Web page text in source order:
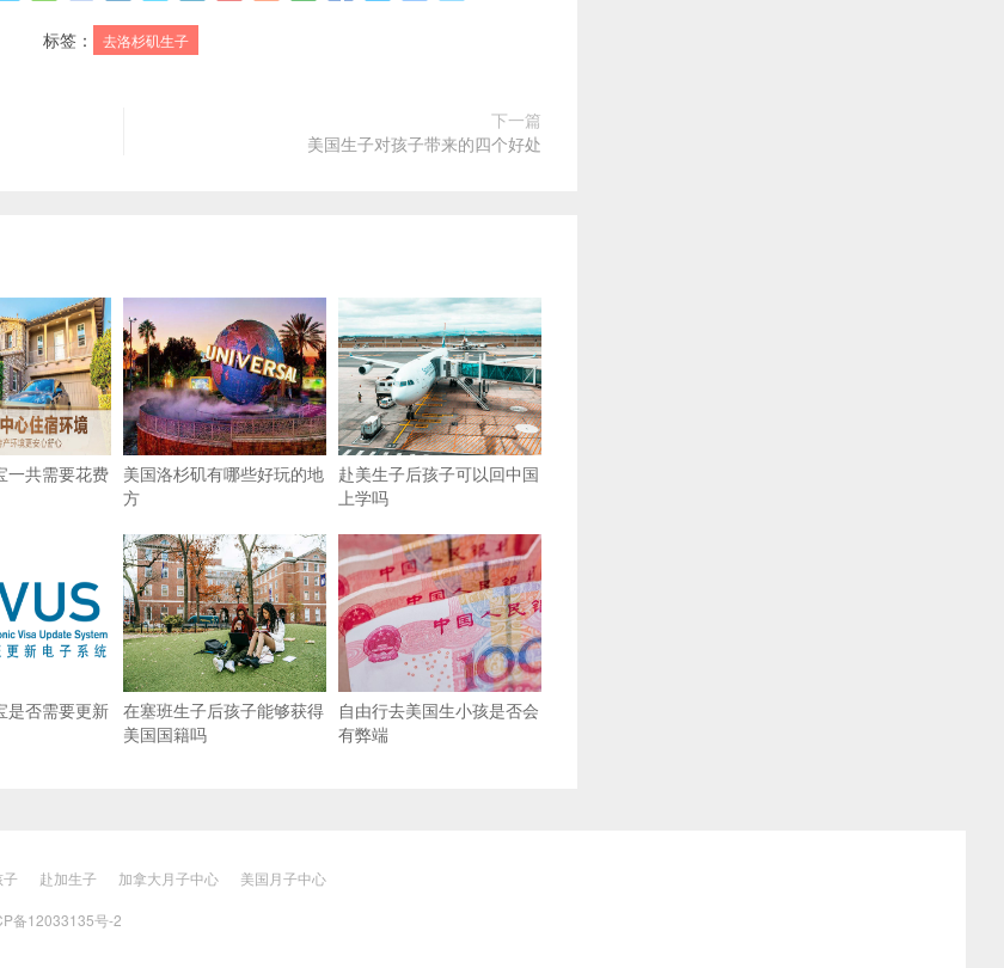
标签： 去洛杉矶生子
下一篇
美国生子对孩子带来的四个好处
一共需要花费
美国洛杉矶有哪些好玩的地
方
赴美生子后孩子可以回中国
上学吗
是否需要更新 在塞班生子后孩子能够获得
美国国籍吗
自由行去美国生小孩是否会
有弊端
子 赴加生子 加拿大月子中心 美国月子中心
备12033135号-2